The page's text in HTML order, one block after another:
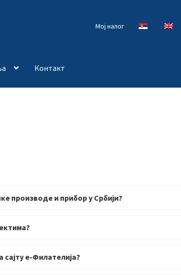
Мој налог
Контакт
производе и прибор у Србији?
е-Филателија?